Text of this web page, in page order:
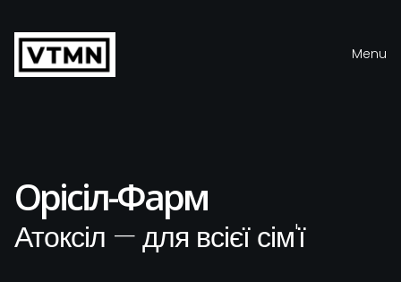
Menu
Орісіл-Фарм
Атоксіл — для всієї сім'ї